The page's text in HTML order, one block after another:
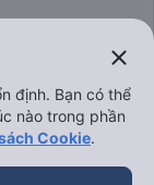
đi
close
định. Bạn có thể
nào trong phần
Cookie.